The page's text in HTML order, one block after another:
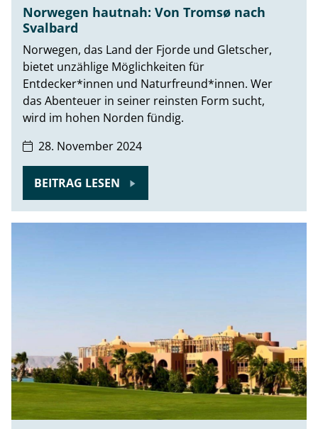
Norwegen hautnah: Von Tromsø nach
Svalbard
Norwegen, das Land der Fjorde und Gletscher,
bietet unzählige Möglichkeiten für
Entdecker*innen und Naturfreund*innen. Wer
das Abenteuer in seiner reinsten Form sucht,
wird im hohen Norden fündig.
28. November 2024
BEITRAG LESEN